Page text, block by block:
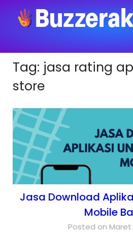
Tag: jasa rating
store
Jasa Download
Mobile
Posted on Maret